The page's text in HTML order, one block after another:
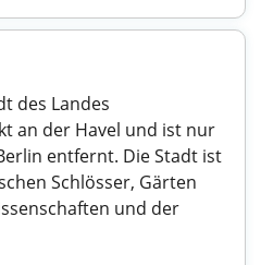
des Landes
an der Havel und ist nur
entfernt. Die Stadt ist
Schlösser, Gärten
und der